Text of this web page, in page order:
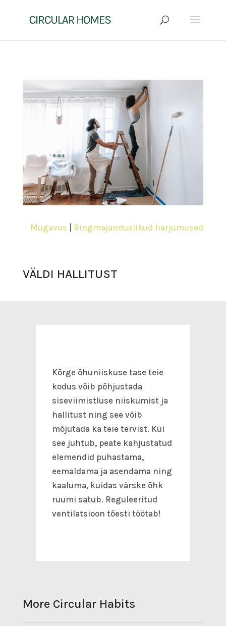
Mugavus Ringmajanduslikud harjumused
VÄLDI HALLITUST
Kõrge õhuniiskuse tase teie
kodus võib põhjustada
siseviimistluse niiskumist ja
hallitust ning see võib
mõjutada ka teie tervist. Kui
see juhtub, peate kahjustatud
elemendid puhastama,
eemaldama ja asendama ning
kaaluma, kuidas värske õhk
ruumi satub. Reguleeritud
ventilatsioon tõesti töötab!
More Circular Habits